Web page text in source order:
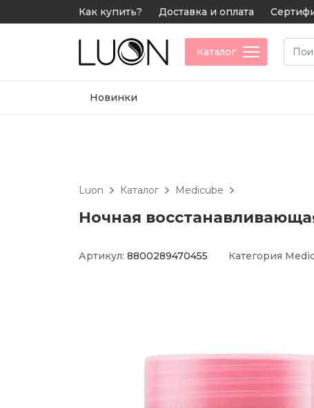
Как купить? Доставка и оплата
Каталог
Новинки
Luon Каталог Medicube
Ночная
Артикул: 8800289470455 Категория